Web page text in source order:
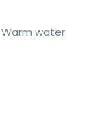
Warm water